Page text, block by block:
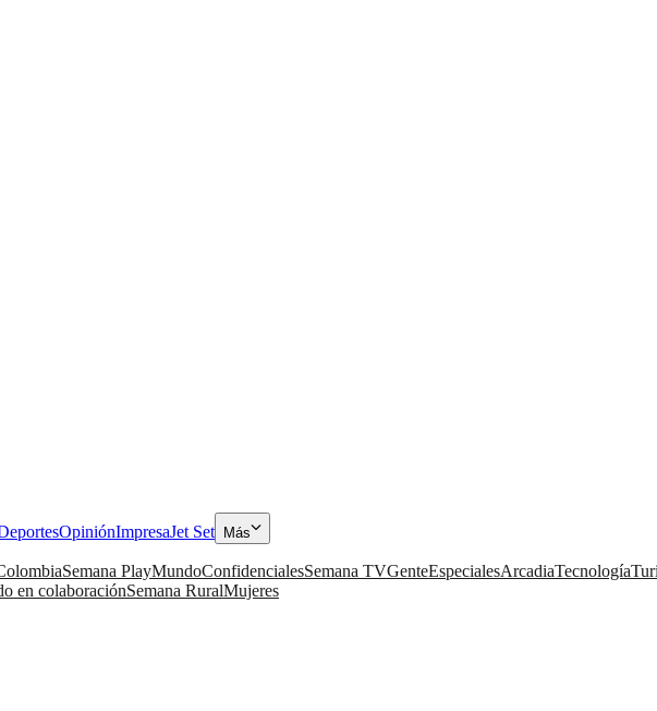
OpiniónImpresaJet Set Más
Semana PlayMundoConfidencialesSemana TVGenteEspecialesArcadiaTecnología
en colaboraciónSemana RuralMujeres